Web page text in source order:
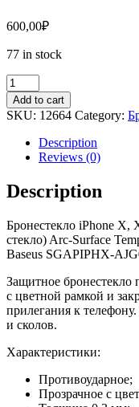
600,00₽
77 in stock
Бронестекло
iPhone
X,
XS,
3D
All-
(защитное
стекло)
Arc-
с
черной
окантовкой,
Baseus
Add to cart
SKU: 12664 Category:
Description
Reviews (0)
Description
Бронестекло iPhone X,
стекло) Arc-Surface
Baseus SGAPIPHX-
Защитное бронестекло
с цветной рамкой и
прилегания к
и сколов.
Характеристики:
Противоударное;
Прозрачное с